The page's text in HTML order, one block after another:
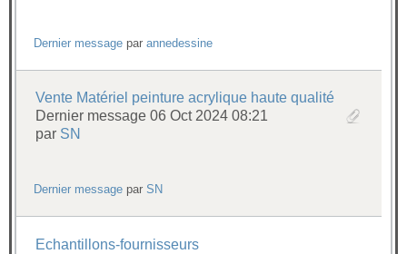
Dernier message parannedessine
Vente Matériel peinture acrylique haute qualité
Dernier message 06 Oct 2024 08:21
par SN
Dernier message parSN
Echantillons-fournisseurs